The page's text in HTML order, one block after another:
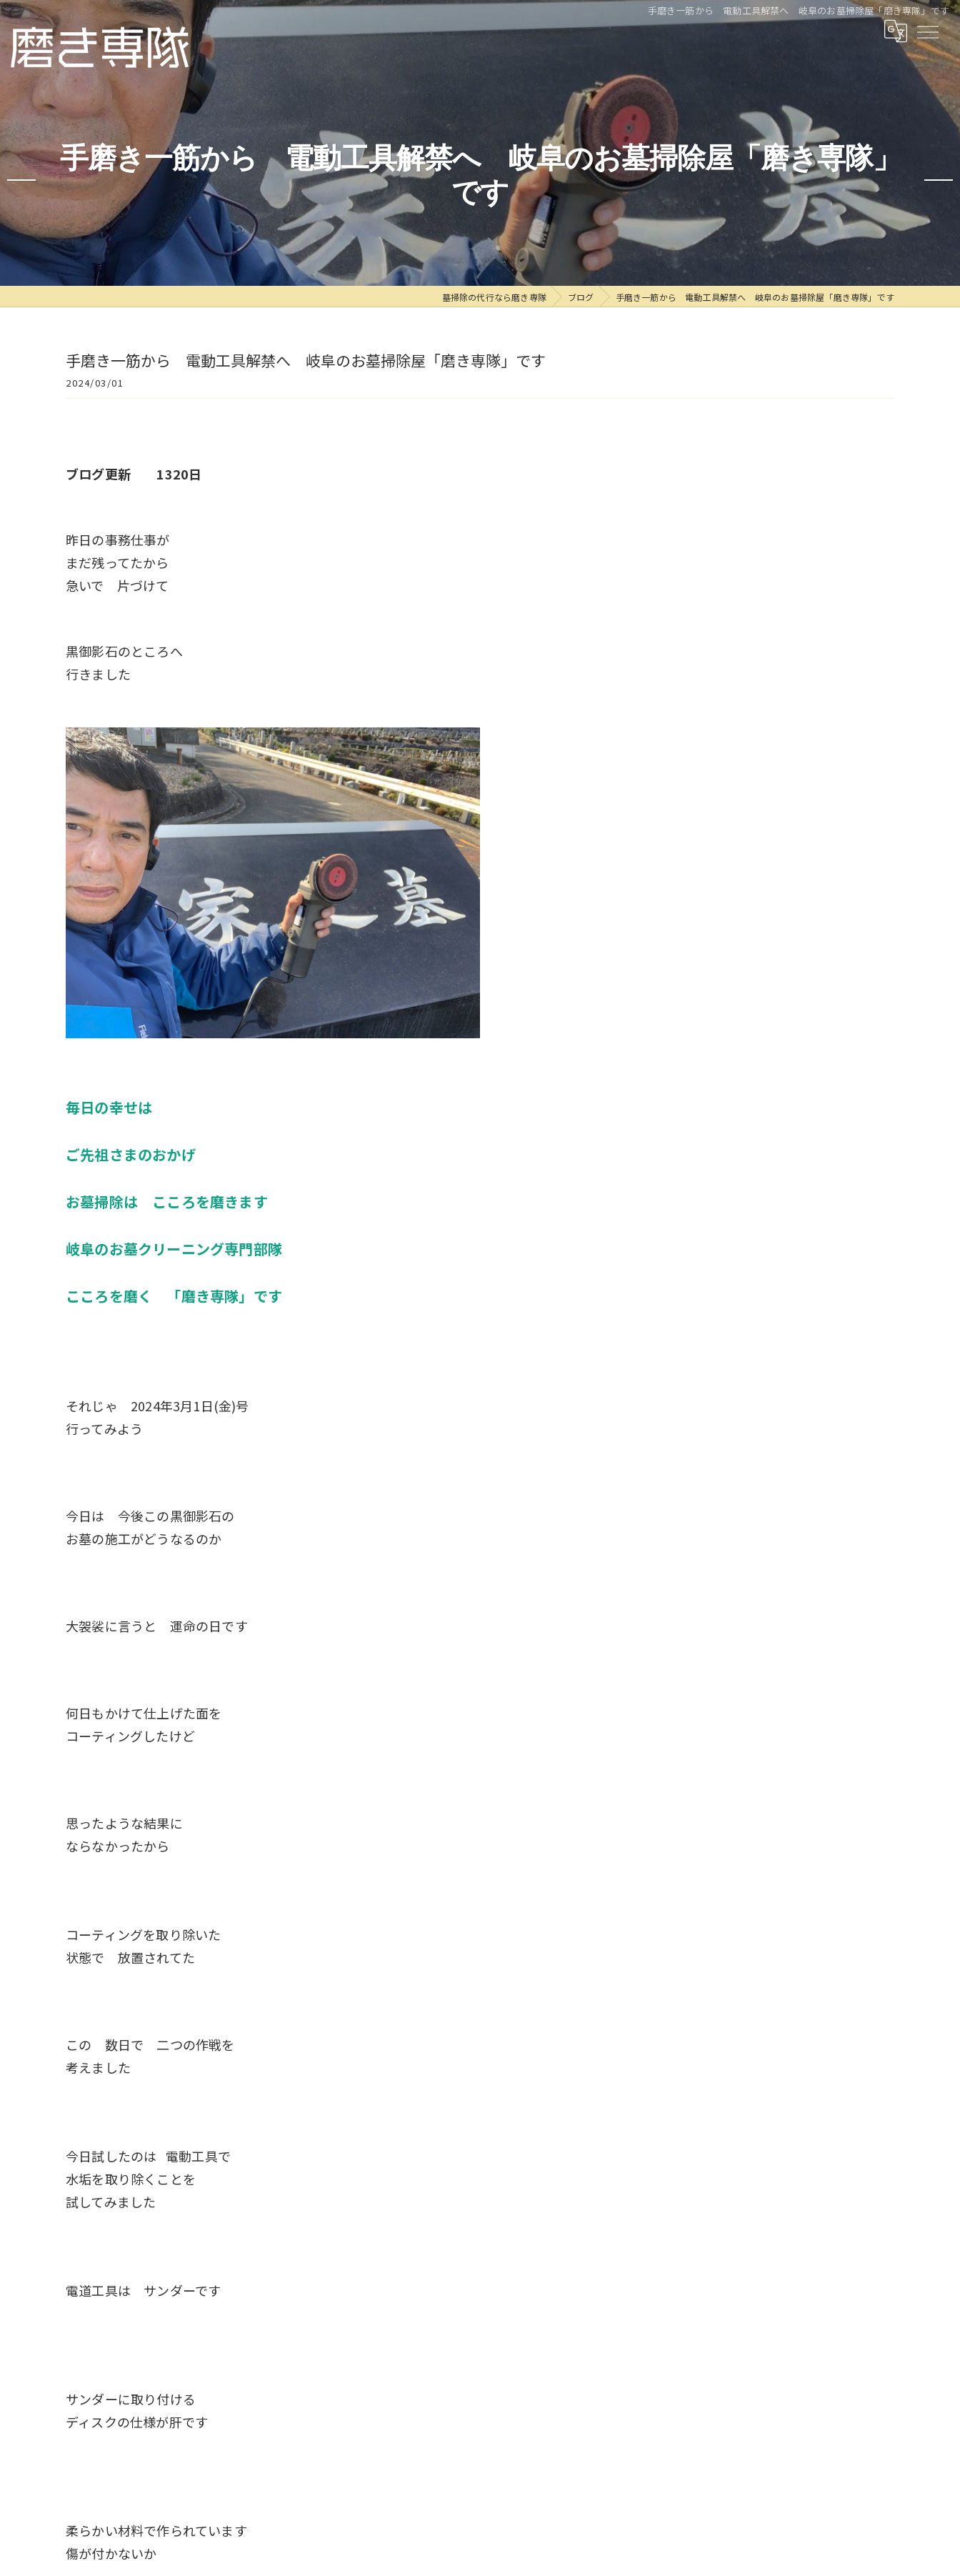
手磨き一筋から 電動工具解禁へ 岐阜のお墓掃除屋「磨き専隊」です
手磨き一筋から 電動工具解禁へ 岐阜のお墓掃除屋「磨き専隊」
です
墓掃除の代行なら磨き専隊 ブログ 手磨き一筋から 電動工具解禁へ 岐阜のお墓掃除屋「磨き専隊」です
手磨き一筋から 電動工具解禁へ 岐阜のお墓掃除屋「磨き専隊」です
2024/03/01
ブログ更新 1320日
昨日の事務仕事が
まだ残ってたから
急いで 片づけて
黒御影石のところへ
行きました
毎日の幸せは
ご先祖さまのおかげ
お墓掃除は こころを磨きます
岐阜のお墓クリーニング専門部隊
こころを磨く 「磨き専隊」です
それじゃ 2024年3月1日(金)号
行ってみよう
今日は 今後この黒御影石の
お墓の施工がどうなるのか
大袈裟に言うと 運命の日です
何日もかけて仕上げた面を
コーティングしたけど
思ったような結果に
ならなかったから
コーティングを取り除いた
状態で 放置されてた
この 数日で 二つの作戦を
考えました
今日試したのは 電動工具で
水垢を取り除くことを
試してみました
電道工具は サンダーです
サンダーに取り付ける
ディスクの仕様が肝です
柔らかい材料で作られています
傷が付かないか